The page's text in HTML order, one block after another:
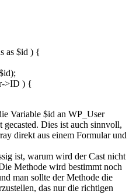
as $id ) {
>ID ) {
Variable $id an WP_User
Dies ist auch sinnvoll,
direkt aus einem Formular und
ist, warum wird der Cast nicht
Methode wird bestimmt noch
man sollte der Methode die
das nur die richtigen